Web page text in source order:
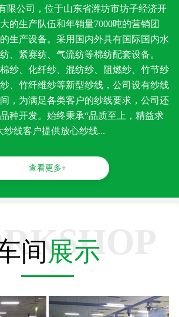
公司，位于山东省潍坊市坊子经济开
的生产队伍和年销量7000吨的营销团
生产设备。采用国内外具有国际国内水
、紧赛纺、气流纺等棉纺配套设备。
、化纤纱、混纺纱、阻燃纱、竹节纱
、竹纤维纱等新型纱线，公司设有纱线
，为满足各类客户的纱线要求，公司还
种开发。始终秉承“品质至上，精益求
纱线客户提供放心纱线...
查看更多+
间 展示